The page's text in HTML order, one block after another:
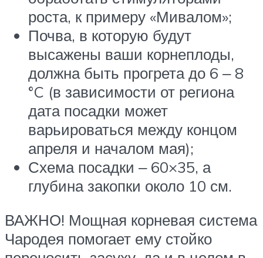
роста, к примеру «Мивалом»;
Почва, в которую будут
высажены ваши корнеплоды,
должна быть прогрета до 6 ‒ 8
°C (в зависимости от региона
дата посадки может
варьироваться между концом
апреля и началом мая);
Схема посадки ‒ 60×35, а
глубина закопки около 10 см.
ВАЖНО! Мощная корневая система
Чародея помогает ему стойко